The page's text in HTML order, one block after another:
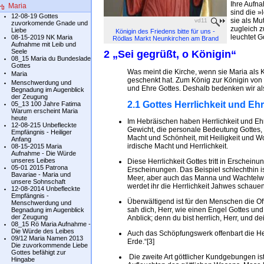
Maria
12-08-19 Gottes
zuvorkomende Gnade und
Liebe
08-15-2019 NK Maria
Aufnahme mit Leib und
Seele
08_15 Maria du Bundeslade
Gottes
Maria
Menschwerdung und
Begnadung im Augenblick
der Zeugung
05_13 100 Jahre Fatima
Warum erscheint Maria
heute
12-08-215 Unbefleckte
Empfängnis - Heiliger
Anfang
08-15-2015 Maria
Aufnahme - Die Würde
unseres Leibes
05-01 2015 Patrona
Bavariae - Maria und
unsere Sohnschaft
12-08-2014 Unbefleckte
Empfängnis -
Menschwerdung und
Begnadung im Augenblick
der Zeugung
08_15 Rö Maria Aufnahme -
Die Würde des Leibes
09/12 Maria Namen 2013
Die zuvorkommende Liebe
Gottes befähigt zur
Hingabe
vd11
Königin des Friedens bitte für uns -
Rödlas Markt Neunkirchen am Brand
Ihre
sind die
sie als
zugleich
leuchtet
2 „Sei gegrüßt, o Königin“
Was meint die Kirche, wenn sie Maria als
geschenkt hat. Zum König zur Königin
und Ehre Gottes. Deshalb bedenken wir
2.1 Gottes Herrlichkeit und
Im Hebräischen haben Herrlichkeit und
Gewicht, die personale Bedeutung
Macht und Schönheit, mit Heiligkeit und
irdische Macht und Herrlichkeit.
Diese Herrlichkeit Gottes tritt in
Erscheinungen. Das Beispiel schlechthin
Meer, aber auch das Manna und
werdet ihr die Herrlichkeit Jahwes
Überwältigend ist für den Menschen die
sah dich, Herr, wie einen Engel Gottes
Anblick; denn du bist herrlich, Herr, und
Auch das Schöpfungswerk offenbart die
Erde.“[3]
Die zweite Art göttlicher Kundgebungen